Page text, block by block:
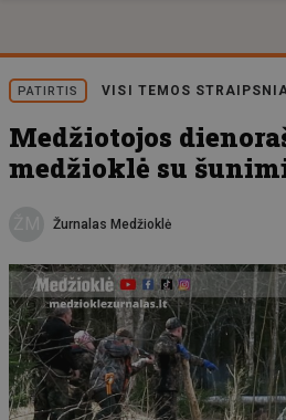
PATIRTIS VISI TEMOS
Medžiotojos
medžioklė su
Žurnalas Medžioklė